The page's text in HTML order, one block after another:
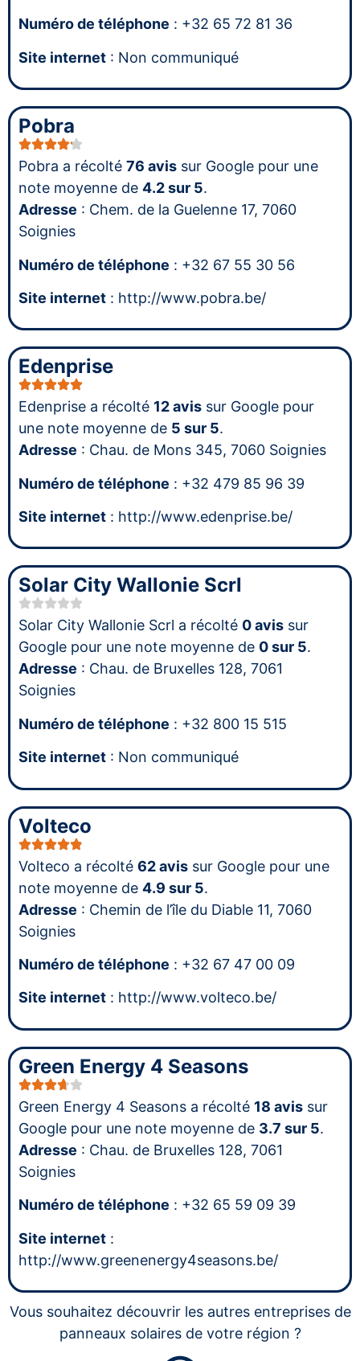
Numéro de téléphone : +32 65 72 81 36
Site internet : Non communiqué
Pobra
Pobra a récolté 76 avis sur Google pour une
note moyenne de 4.2 sur 5.
Adresse : Chem. de la Guelenne 17, 7060
Soignies
Numéro de téléphone : +32 67 55 30 56
Site internet : http://www.pobra.be/
Edenprise
Edenprise a récolté 12 avis sur Google pour
une note moyenne de 5 sur 5.
Adresse : Chau. de Mons 345, 7060 Soignies
Numéro de téléphone : +32 479 85 96 39
Site internet : http://www.edenprise.be/
Solar City Wallonie Scrl
Solar City Wallonie Scrl a récolté 0 avis sur
Google pour une note moyenne de 0 sur 5.
Adresse : Chau. de Bruxelles 128, 7061
Soignies
Numéro de téléphone : +32 800 15 515
Site internet : Non communiqué
Volteco
Volteco a récolté 62 avis sur Google pour une
note moyenne de 4.9 sur 5.
Adresse : Chemin de l’île du Diable 11, 7060
Soignies
Numéro de téléphone : +32 67 47 00 09
Site internet : http://www.volteco.be/
Green Energy 4 Seasons
Green Energy 4 Seasons a récolté 18 avis sur
Google pour une note moyenne de 3.7 sur 5.
Adresse : Chau. de Bruxelles 128, 7061
Soignies
Numéro de téléphone : +32 65 59 09 39
Site internet :
http://www.greenenergy4seasons.be/
Vous souhaitez découvrir les autres entreprises de
panneaux solaires de votre région ?